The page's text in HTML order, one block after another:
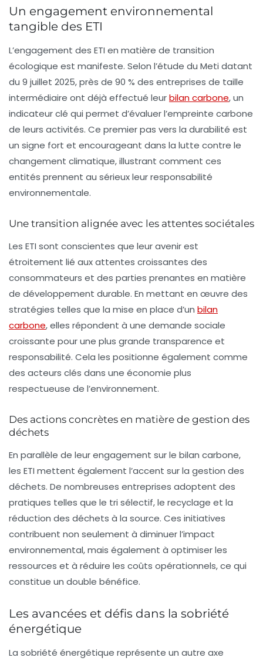
Un engagement environnemental
tangible des ETI
L’engagement des ETI en matière de transition
écologique est manifeste. Selon l’étude du Meti datant
du 9 juillet 2025, près de 90 % des entreprises de taille
intermédiaire ont déjà effectué leurbilan carbone, un
indicateur clé qui permet d’évaluer l’empreinte carbone
de leurs activités. Ce premier pas vers la durabilité est
un signe fort et encourageant dans la lutte contre le
changement climatique, illustrant comment ces
entités prennent au sérieux leur responsabilité
environnementale.
Une transition alignée avec les attentes sociétales
Les ETI sont conscientes que leur avenir est
étroitement lié aux attentes croissantes des
consommateurs et des parties prenantes en matière
de développement durable. En mettant en œuvre des
stratégies telles que la mise en place d’un bilan
carbone, elles répondent à une demande sociale
croissante pour une plus grande transparence et
responsabilité. Cela les positionne également comme
des acteurs clés dans une économie plus
respectueuse de l’environnement.
Des actions concrètes en matière de gestion des
déchets
En parallèle de leur engagement sur le bilan carbone,
les ETI mettent également l’accent sur la gestion des
déchets. De nombreuses entreprises adoptent des
pratiques telles que le tri sélectif, le recyclage et la
réduction des déchets à la source. Ces initiatives
contribuent non seulement à diminuer l’impact
environnemental, mais également à optimiser les
ressources et à réduire les coûts opérationnels, ce qui
constitue un double bénéfice.
Les avancées et défis dans la sobriété
énergétique
La sobriété énergétique représente un autre axe